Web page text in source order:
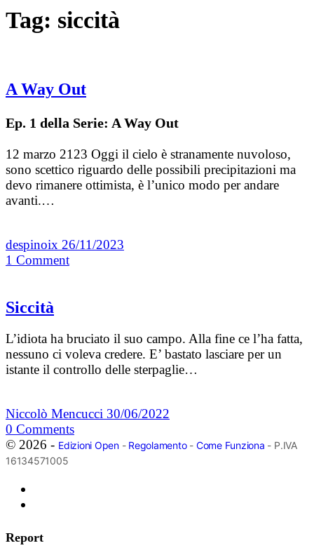
Tag: siccità
A Way Out
Ep. 1 della Serie: A Way Out
12 marzo 2123 Oggi il cielo è stranamente nuvoloso,
sono scettico riguardo delle possibili precipitazioni ma
devo rimanere ottimista, è l’unico modo per andare
avanti.…
despinoix 26/11/2023
1 Comment
Siccità
L’idiota ha bruciato il suo campo. Alla fine ce l’ha fatta,
nessuno ci voleva credere. E’ bastato lasciare per un
istante il controllo delle sterpaglie…
Niccolò Mencucci 30/06/2022
0 Comments
© 2026 - Edizioni Open- Regolamento- Come Funziona - P.IVA
16134571005
Report